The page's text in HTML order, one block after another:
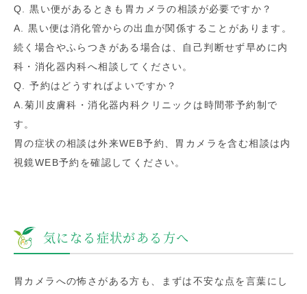
Q. 黒い便があるときも胃カメラの相談が必要ですか？
A. 黒い便は消化管からの出血が関係することがあります。
続く場合やふらつきがある場合は、自己判断せず早めに内
科・消化器内科へ相談してください。
Q. 予約はどうすればよいですか？
A.菊川皮膚科・消化器内科クリニックは時間帯予約制で
す。
胃の症状の相談は外来WEB予約、胃カメラを含む相談は内
視鏡WEB予約を確認してください。
気になる症状がある方へ
胃カメラへの怖さがある方も、まずは不安な点を言葉にし